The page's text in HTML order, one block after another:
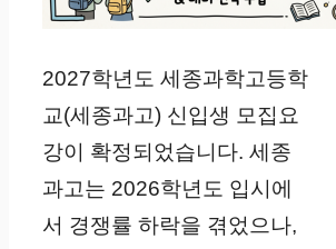
2027학년도 세종과학고등학
교(세종과고) 신입생 모집요
강이 확정되었습니다. 세종
과고는 2026학년도 입시에
서 경쟁률 하락을 겪었으나,